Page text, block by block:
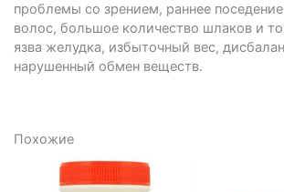
проблемы со зрением, раннее
волос, большое количество шлаков и
язва желудка, избыточный вес,
нарушенный обмен веществ.
Похожие